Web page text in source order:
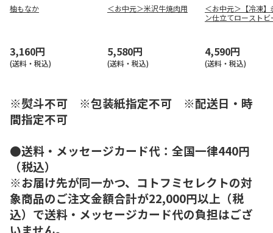
柚もなか
3,160円
(送料・税込)
＜お中元＞米沢牛焼肉用
5,580円
(送料・税込)
＜お中元＞【冷凍】
ン仕立てローストビ
4,590円
(送料・税込)
※熨斗不可 ※包装紙指定不可 ※配送日・時
間指定不可
●送料・メッセージカード代：全国一律440円
（税込）
※お届け先が同一かつ、コトフミセレクトの対
象商品のご注文金額合計が22,000円以上（税
込）で送料・メッセージカード代の負担はござ